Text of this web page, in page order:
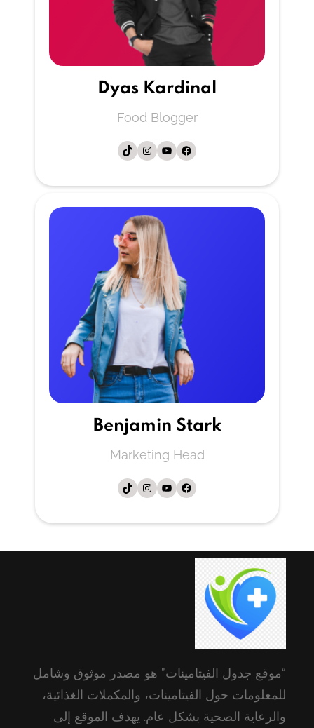
Dyas Kardinal
Food Blogger
فيسبوك يوتيوب إنستجرام تيك توك
Benjamin Stark
Marketing Head
فيسبوك يوتيوب إنستجرام تيك توك
“موقع جدول الفيتامينات” هو مصدر موثوق وشامل
للمعلومات حول الفيتامينات، والمكملات الغذائية،
والرعاية الصحية بشكل عام. يهدف الموقع إلى